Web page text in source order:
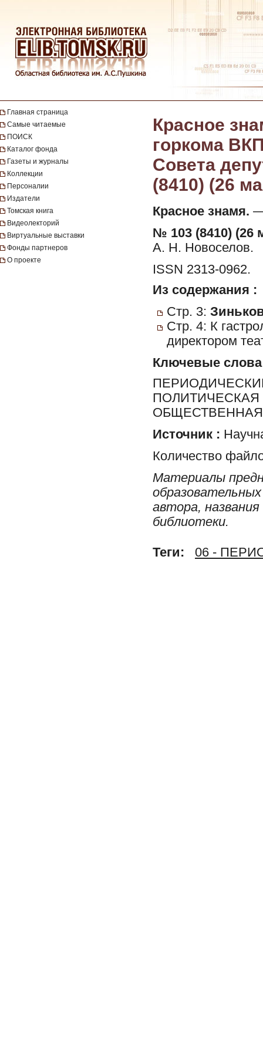
Главная страница
Самые читаемые
ПОИСК
Каталог фонда
Газеты и журналы
Коллекции
Персоналии
Издатели
Томская книга
Видеолекторий
Виртуальные выставки
Фонды партнеров
О проекте
Красное
горкома
Совета
(8410) (26
Красное знамя. —
№ 103 (8410) (26
А. Н. Новоселов.
ISSN 2313-0962.
Из содержания :
Стр. 3:
Стр. 4: К
директором
Ключевые слова
Источник :
Количество
Материалы
автора,
библиотеки.
Теги: 06 -